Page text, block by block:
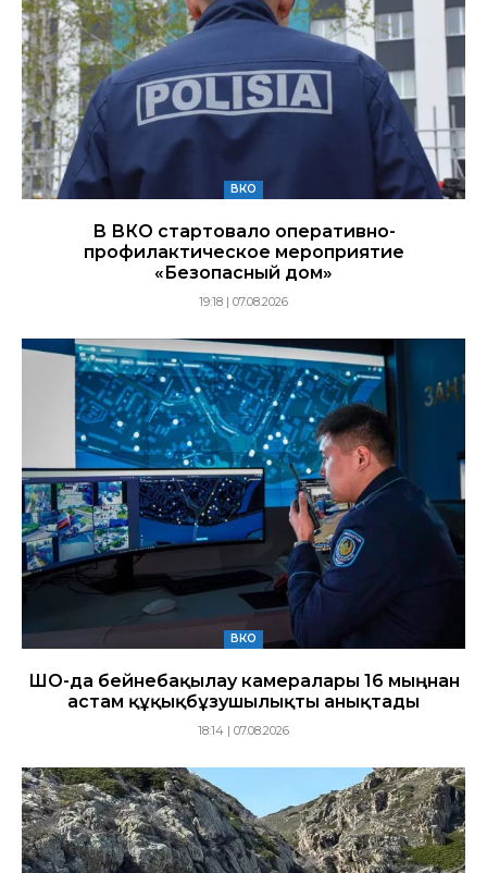
ВКО
В ВКО стартовало оперативно-
профилактическое мероприятие
«Безопасный дом»
19:18 | 07.08.2026
ВКО
ШҚО-да бейнебақылау камералары 16 мыңнан
астам құқықбұзушылықты анықтады
18:14 | 07.08.2026